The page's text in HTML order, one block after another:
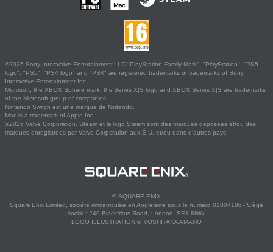
©2026 Sony Interactive Entertainment LLC."PlayStation Family Mark", "PlayStation", "PS5
logo", "PS5", "PS4 logo" and "PS4" are registered trademarks or trademarks of Sony
Interactive Entertainment Inc.
Microsoft, the XBOX Sphere mark, the Series X|S logo and XBOX Series X|S are trademarks
of the Microsoft group of companies.
Nintendo Switch est une marque de Nintendo.
Mac is a trademark of Apple Inc.
©2026 Valve Corporation. Steam et le logo Steam sont des marques déposées et/ou des
marques enregistrées par Valve Corporation aux É.U. et/ou dans d'autres pays.
© SQUARE ENIX
Square Enix Limited, société immatriculée en Angleterre sous le numéro 01804186 - Siège
social : 240 Blackfriars Road, London, SE1 8NW.
LOGO ILLUSTRATION:© YOSHITAKA AMANO